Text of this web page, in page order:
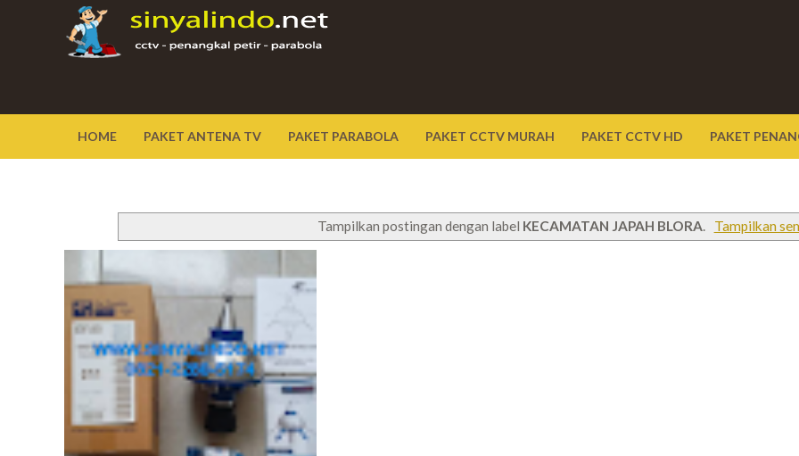
HOME PAKET ANTENA TV PAKET PARABOLA PAKET CCTV MURAH PAKET CCTV HD PAKET
Tampilkan postingan dengan label KECAMATAN JAPAH BLORA. Tampilkan